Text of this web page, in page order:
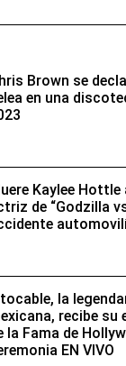
Brown se
en una
Kaylee
de “Godzilla
la
recibe su
la Fama de
EN VIVO